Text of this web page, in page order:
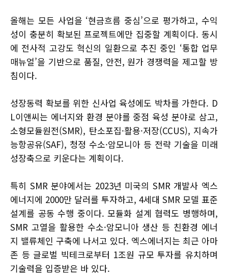
올해는 모든 사업을 ‘현금흐름 중심’으로 평가하고, 수익
성이 충분히 확보된 프로젝트에만 집중할 계획이다. 동시
에 전사적 고강도 혁신의 일환으로 추진 중인 ‘통합 업무
매뉴얼’을 기반으로 품질, 안전, 원가 경쟁력을 제고할 방
침이다.
성장동력 확보를 위한 신사업 육성에도 박차를 가한다. D
L이앤씨는 에너지와 환경 분야를 중점 육성 분야로 삼고,
소형모듈원전(SMR), 탄소포집·활용·저장(CCUS), 지속가
능항공유(SAF), 청정 수소·암모니아 등 전략 기술을 미래
성장축으로 키운다는 계획이다.
특히 SMR 분야에서는 2023년 미국의 SMR 개발사 엑스
에너지에 2000만 달러를 투자하고, 4세대 SMR 모델 표준
설계를 공동 수행 중이다. 모듈화 설계 협력도 병행하며,
SMR 고열을 활용한 수소·암모니아 생산 등 친환경 에너
지 밸류체인 구축에 나서고 있다. 엑스에너지는 최근 아마
존 등 글로벌 빅테크로부터 1조원 규모 투자를 유치하며
기술력을 입증받은 바 있다.